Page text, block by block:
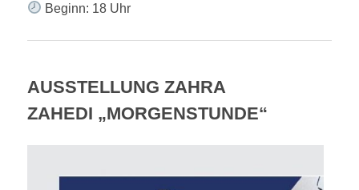
Beginn: 18 Uhr
AUSSTELLUNG ZAHRA
ZAHEDI „MORGENSTUNDE“